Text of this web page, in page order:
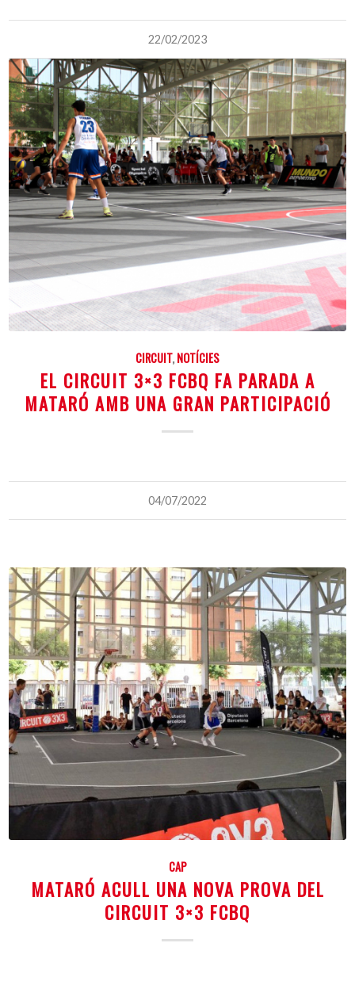
22/02/2023
CIRCUIT,NOTÍCIES
EL CIRCUIT 3×3 FCBQ FA PARADA A
MATARÓ AMB UNA GRAN PARTICIPACIÓ
04/07/2022
CAP
MATARÓ ACULL UNA NOVA PROVA DEL
CIRCUIT 3×3 FCBQ